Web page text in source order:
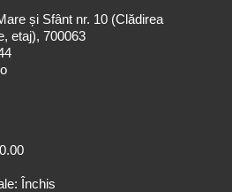
și Sfânt nr. 10 (Clădirea
etaj), 700063
Închis